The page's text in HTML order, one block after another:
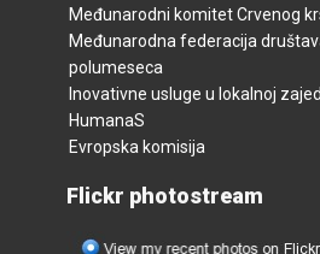
Međunarodni komitet Crvenog
Međunarodna federacija
polumeseca
Inovativne usluge u lokalnoj
HumanaS
Evropska komisija
Flickr photostream